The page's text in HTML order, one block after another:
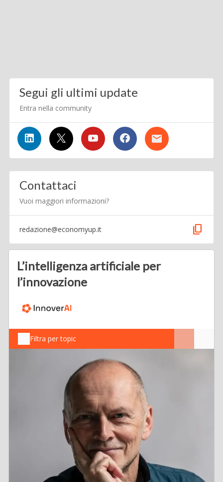
Segui gli ultimi update
Entra nella community
Contattaci
Vuoi maggiori informazioni?
redazione@economyup.it content_copy
L’intelligenza artificiale per
l’innovazione
Filtra per topic